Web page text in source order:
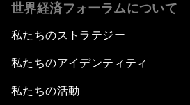
世界経済フォーラムについて
私たちのストラテジー
私たちのアイデンティティ
私たちの活動